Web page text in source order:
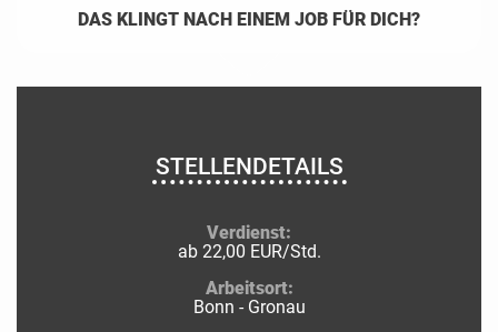
DAS KLINGT NACH EINEM JOB FÜR DICH?
STELLENDETAILS
Verdienst:
ab 22,00 EUR/Std.
Arbeitsort:
Bonn - Gronau